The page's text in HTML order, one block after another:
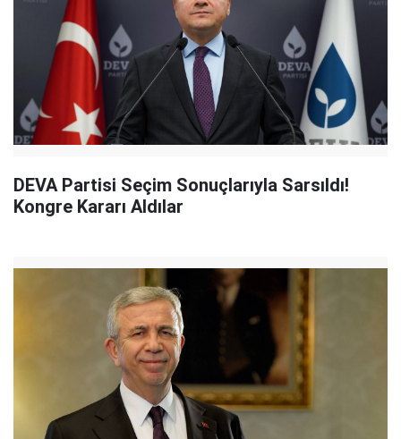
DEVA Partisi Seçim Sonuçlarıyla Sarsıldı!
Kongre Kararı Aldılar